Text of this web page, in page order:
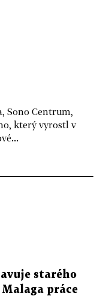
Sono Centrum,
který vyrostl v
starého
práce